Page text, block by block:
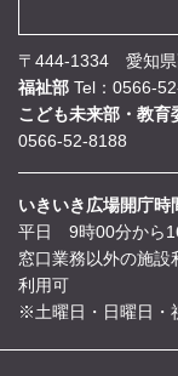
〒444-1334 愛知県
福祉部 Tel：0566-
こども未来部・教育
0566-52-8188
いきいき広場開庁時
平日 9時00分から
窓口業務以外の施
利用可
※土曜日・日曜日